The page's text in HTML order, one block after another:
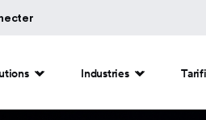
Industries